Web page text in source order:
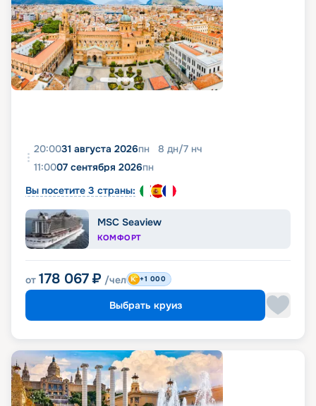
20:0031 августа 2026пн 8 дн/7 нч
11:0007 сентября 2026пн
Вы посетите 3 страны:
MSC Seaview
КОМФОРТ
от 178 067 ₽ /чел +1 000
Выбрать круиз